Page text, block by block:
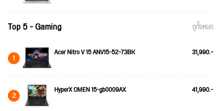
Top 5 - Gaming ดูทั้งหมด
1 Acer Nitro V 15 ANV15-52-73BK 31,990.-
2 HyperX OMEN 15-gb0009AX 41,990.-